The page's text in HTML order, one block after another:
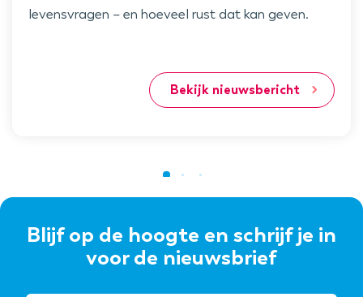
levensvragen – en hoeveel rust dat kan geven.
Bekijk nieuwsbericht
Blijf op de hoogte en schrijf je in
voor de nieuwsbrief